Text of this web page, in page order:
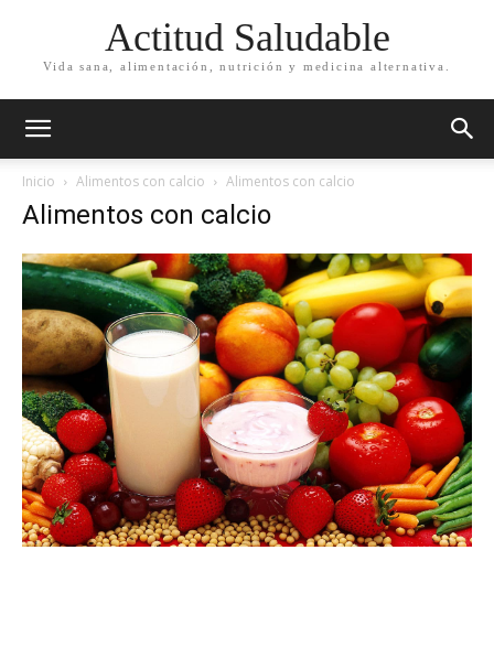
Actitud Saludable
Vida sana, alimentación, nutrición y medicina alternativa.
Inicio Alimentos con calcio Alimentos con calcio
Alimentos con calcio